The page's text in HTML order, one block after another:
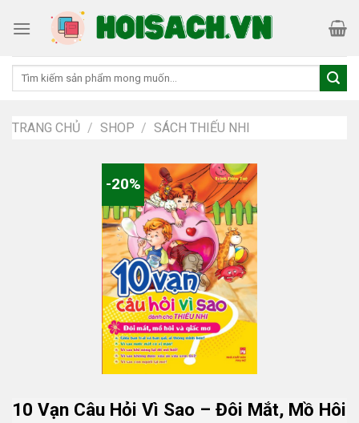
Tìm
TRANG CHỦ / SHOP / SÁCH THIẾU NHI
-20%
10 Vạn Câu Hỏi Vì Sao – Đôi Mắt, Mồ Hôi